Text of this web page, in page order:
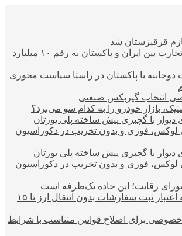
قرقیزستان شد
افزایش حجم تجارت بین ایران و پاکستان به رقم ۱۰ میلیارد
دوجانبه با پاکستان در راستا سیاست محوری
انتخاب گیربکس صنعتی
بازار خودرو را به کدام سو می‌برد؟
دیوار با گچبری پیش ساخته پلی یورتان
لوکس، فوری و بدون تخریب در دکوراسیون
دیوار با گچبری پیش ساخته پلی یورتان
لوکس، فوری و بدون تخریب در دکوراسیون
تمدید بخشنامه اعتبار ثبت سفارشات بدون انتقال ارز تا ۱۵
برای اصلاح قوانین متناسب با شرایط